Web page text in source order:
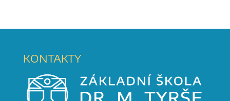
KONTAKTY